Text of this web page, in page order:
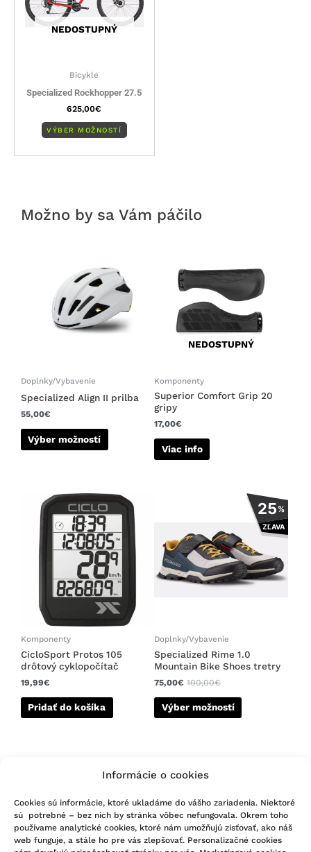
Informácie o cookies
Cookies sú informácie, ktoré ukladáme do vášho zariadenia. Niektoré
sú potrebné – bez nich by stránka vôbec nefungovala. Okrem toho
používame analytické cookies, ktoré nám umožňujú zisťovať, ako náš
web funguje, a stále ho pre vás zlepšovať. Personalizačné cookies
NEDOSTUPNÝ
Bicykle
Specialized Rockhopper 27.5
625,00€
VÝBER MOŽNOSTÍ
si
môžete
Možno by sa Vám páčilo
Doplnky/Vybavenie
Specialized Align II prilba
55,00€
Výber možností
má
viacero
variantov.
Možnosti
si
stránke
NEDOSTUPNÝ
Komponenty
Superior Comfort Grip 20
gripy
17,00€
Viac info
Komponenty
CicloSport Protos 105
drôtový cyklopočítač
19,99€
Pridať do košíka
25%
ZĽAVA
Doplnky/Vybavenie
Specialized Rime 1.0
Mountain Bike Shoes tretry
75,00€ 100,00€
Výber možností
Tento
produkt
viacero
variantov.
Možnosti
stránke
produktu.
KONTAKTUJTE NÁS